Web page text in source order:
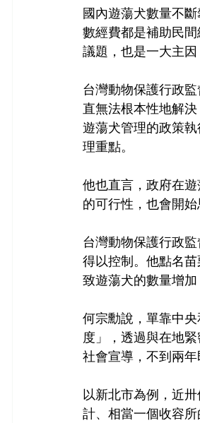
國內遊蕩犬數量不
數經費都是補助民
議題，也是一大主
台灣動物保護行政
直無法根本性地解
遊蕩犬管理的政策
理重點。
他也直言，政府在
的可行性，也會開
台灣動物保護行政
得以控制。他點名
致遊蕩犬的數量增
何宗勳說，單靠中
度」，透過與在地
社會宣導，不到兩年
以新北市為例，近
計、相當一個收容所